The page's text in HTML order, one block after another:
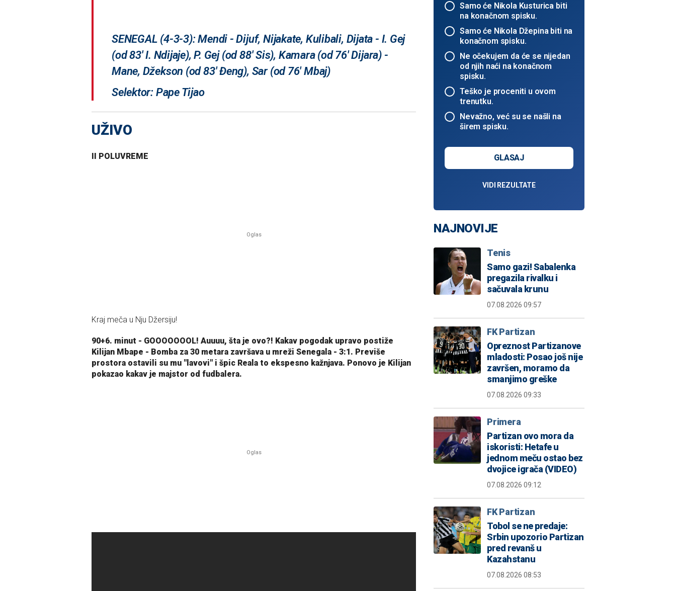
SENEGAL (4-3-3): Mendi - Dijuf, Nijakate, Kulibali, Dijata - I. Gej
(od 83' I. Ndijaje), P. Gej (od 88' Sis), Kamara (od 76' Dijara) -
Mane, Džekson (od 83' Đeng), Sar (od 76' Mbaj)
Selektor: Pape Tijao
UŽIVO
II POLUVREME
Kraj meča u Nju Džersiju!
90+6. minut - GOOOOOOOL! Auuuu, šta je ovo?! Kakav pogodak upravo postiže
Kilijan Mbape - Bomba za 30 metara završava u mreži Senegala - 3:1. Previše
prostora ostavili su mu "lavovi" i špic Reala to ekspesno kažnjava. Ponovo je Kilijan
pokazao kakav je majstor od fudbalera.
Samo će Nikola Kusturica biti
na konačnom spisku.
Samo će Nikola Džepina biti na
konačnom spisku.
Ne očekujem da će se nijedan
od njih naći na konačnom
spisku.
Teško je proceniti u ovom
trenutku.
Nevažno, već su se našli na
širem spisku.
GLASAJ
VIDI REZULTATE
NAJNOVIJE
Tenis
Samo gazi! Sabalenka
pregazila rivalku i
sačuvala krunu
07.08.2026 09:57
FK Partizan
Opreznost Partizanove
mladosti: Posao još nije
završen, moramo da
smanjimo greške
07.08.2026 09:33
Primera
Partizan ovo mora da
iskoristi: Hetafe u
jednom meču ostao bez
dvojice igrača (VIDEO)
07.08.2026 09:12
FK Partizan
Tobol se ne predaje:
Srbin upozorio Partizan
pred revanš u
Kazahstanu
07.08.2026 08:53